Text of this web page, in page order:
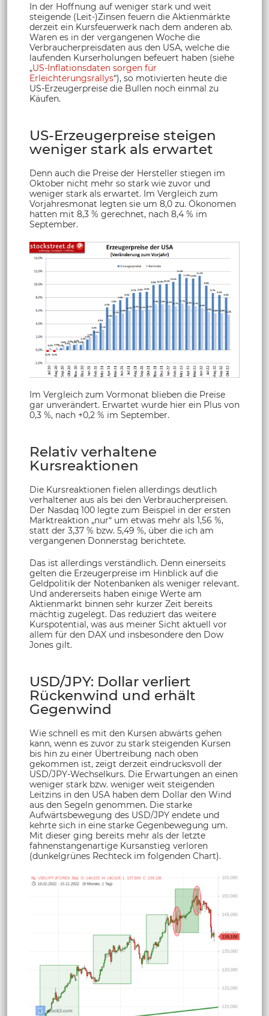
In der Hoffnung auf weniger stark und weit
steigende (Leit-)Zinsen feuern die Aktienmärkte
derzeit ein Kursfeuerwerk nach dem anderen ab.
Waren es in der vergangenen Woche die
Verbraucherpreisdaten aus den USA, welche die
laufenden Kurserholungen befeuert haben (siehe
„US-Inflationsdaten sorgen für
Erleichterungsrallys“), so motivierten heute die
US-Erzeugerpreise die Bullen noch einmal zu
Käufen.
US-Erzeugerpreise steigen
weniger stark als erwartet
Denn auch die Preise der Hersteller stiegen im
Oktober nicht mehr so stark wie zuvor und
weniger stark als erwartet. Im Vergleich zum
Vorjahresmonat legten sie um 8,0 zu. Ökonomen
hatten mit 8,3 % gerechnet, nach 8,4 % im
September.
Im Vergleich zum Vormonat blieben die Preise
gar unverändert. Erwartet wurde hier ein Plus von
0,3 %, nach +0,2 % im September.
Relativ verhaltene
Kursreaktionen
Die Kursreaktionen fielen allerdings deutlich
verhaltener aus als bei den Verbraucherpreisen.
Der Nasdaq 100 legte zum Beispiel in der ersten
Marktreaktion „nur“ um etwas mehr als 1,56 %,
statt der 3,37 % bzw. 5,49 %, über die ich am
vergangenen Donnerstag berichtete.
Das ist allerdings verständlich. Denn einerseits
gelten die Erzeugerpreise im Hinblick auf die
Geldpolitik der Notenbanken als weniger relevant.
Und andererseits haben einige Werte am
Aktienmarkt binnen sehr kurzer Zeit bereits
mächtig zugelegt. Das reduziert das weitere
Kurspotential, was aus meiner Sicht aktuell vor
allem für den DAX und insbesondere den Dow
Jones gilt.
USD/JPY: Dollar verliert
Rückenwind und erhält
Gegenwind
Wie schnell es mit den Kursen abwärts gehen
kann, wenn es zuvor zu stark steigenden Kursen
bis hin zu einer Übertreibung nach oben
gekommen ist, zeigt derzeit eindrucksvoll der
USD/JPY-Wechselkurs. Die Erwartungen an einen
weniger stark bzw. weniger weit steigenden
Leitzins in den USA haben dem Dollar den Wind
aus den Segeln genommen. Die starke
Aufwärtsbewegung des USD/JPY endete und
kehrte sich in eine starke Gegenbewegung um.
Mit dieser ging bereits mehr als der letzte
fahnenstangenartige Kursanstieg verloren
(dunkelgrünes Rechteck im folgenden Chart).